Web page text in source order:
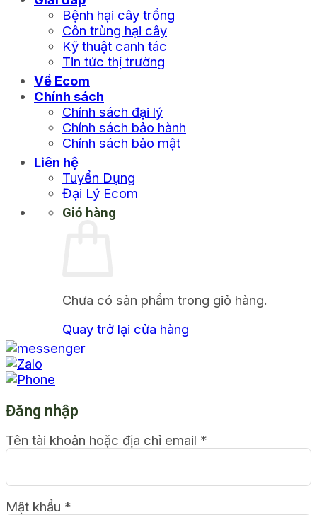
Bệnh hại cây trồng
Côn trùng hại cây
Kỹ thuật canh tác
Tin tức thị trường
Về Ecom
Chính sách
Chính sách đại lý
Chính sách bảo hành
Chính sách bảo mật
Liên hệ
Tuyển Dụng
Đại Lý Ecom
Giỏ hàng
Chưa có sản phẩm trong giỏ hàng.
Quay trở lại cửa hàng
Đăng nhập
Tên tài khoản hoặc địa chỉ email *
Mật khẩu *